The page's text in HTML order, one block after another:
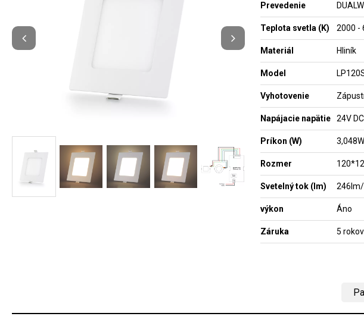
Prevedenie
Teplota svetla (K) 2000 -
Materiál Hliník
Model
Vyhotovenie
Napájacie napätie 24V DC
Príkon (W)
Rozmer
Svetelný tok (lm)
výkon Áno
Záruka 5 rokov